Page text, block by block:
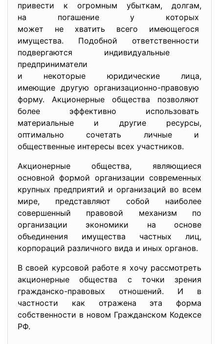
привести к огромным убыткам, долгам,
на погашение у которых
может не хватить всего имеющегося
имущества. Подобной ответственности
подвергаются индивидуальные
предприниматели
и некоторые юридические лица,
имеющие другую организационно-правовую
форму. Акционерные общества позволяют
более эффективно использовать
материальные и другие ресурсы,
оптимально сочетать личные и
общественные интересы всех участников.
Акционерные общества, являющиеся
основной формой организации современных
крупных предприятий и организаций во всем
мире, представляют собой наиболее
совершенный правовой механизм по
организации экономики на основе
объединения имущества частных лиц,
корпораций различного вида и иных органов.
В своей курсовой работе я хочу рассмотреть
акционерные общества с точки зрения
гражданско-правовых отношений. И в
частности как отражена эта форма
собственности в новом Гражданском Кодексе
РФ.